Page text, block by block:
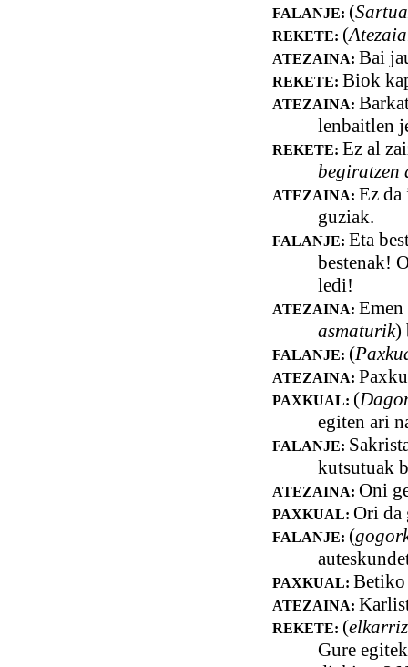
FALANJE: (
REKETE: (
ATEZAINA: Bai
REKETE: Biok
ATEZAINA:
lenbaitlen
REKETE: Ez al
begiratzen
ATEZAINA: Ez
guziak.
FALANJE: Eta
bestenak!
ledi!
ATEZAINA:
asmaturik)
FALANJE: (
ATEZAINA:
PAXKUAL: (
egiten ari
FALANJE:
kutsutuak
ATEZAINA: Oni
PAXKUAL: Ori da
FALANJE: (
PAXKUAL: Betiko
ATEZAINA:
REKETE: (
Gure